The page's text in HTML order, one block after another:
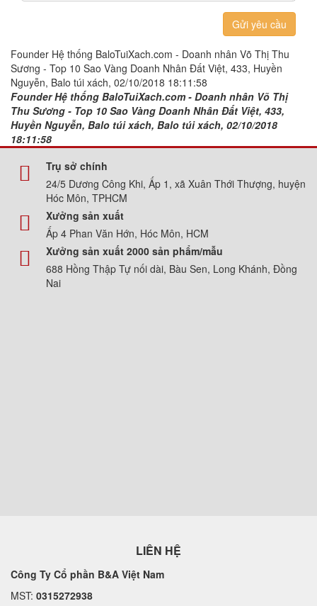
Gửi yêu cầu
Founder Hệ thống BaloTuiXach.com - Doanh nhân Võ Thị Thu
Sương - Top 10 Sao Vàng Doanh Nhân Đất Việt, 433, Huyền
Nguyễn, Balo túi xách, 02/10/2018 18:11:58
Founder Hệ thống BaloTuiXach.com - Doanh nhân Võ Thị
Thu Sương - Top 10 Sao Vàng Doanh Nhân Đất Việt, 433,
Huyền Nguyễn, Balo túi xách, Balo túi xách, 02/10/2018
18:11:58
Trụ sở chính
24/5 Dương Công Khi, Ấp 1, xã Xuân Thới Thượng, huyện
Hóc Môn, TPHCM
Xưởng sản xuất
Ấp 4 Phan Văn Hớn, Hóc Môn, HCM
Xưởng sản xuất 2000 sản phẩm/mẫu
688 Hồng Thập Tự nối dài, Bàu Sen, Long Khánh, Đồng
Nai
LIÊN HỆ
Công Ty Cổ phần B&A Việt Nam
MST: 0315272938